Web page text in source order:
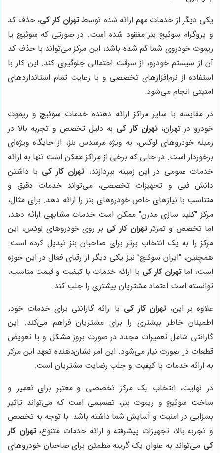
یکی دیگر از خدمات مهم ارائه شده توسط تهران کار کی، حذف کد
و پروگرام سوئیچ بنز مفقود شده است. در صورتی که سوئیچ یا
ریموت خودروی شما گم شده باشد، این مرکز می‌تواند با حذف کد
آن از سیستم خودرو، از سرقت احتمالی جلوگیری کند. این کار با
استفاده از نرم‌افزارهای تخصصی و با رعایت تمام استانداردهای
امنیتی انجام می‌شود.
در مقایسه با سایر مراکز ارائه دهنده خدمات سوئیچ و ریموت
خودرو در تهران، تهران کار کی به دلیل تخصص و تجربه بالا در
زمینه خودروهای لوکس، به ویژه مرسدس بنز، از جایگاه ویژه‌ای
برخوردار است. در حالی که برخی از مراکز ممکن است تنها به ارائه
خدمات عمومی در این زمینه بپردازند، تهران کار کی با داشتن
دانش فنی و تجهیزات تخصصی، می‌تواند خدمات دقیق و
متناسب با نیازهای خاص خودروهای بنز را ارائه دهد. برای مثال،
مرکز "کلید سازی مدرن" ممکن است خدمات مشابهی ارائه دهد،
اما تخصص و تمرکزتهران کار کی بر روی خودروهای لوکس، این
مرکز را به یک انتخاب برتر برای صاحبان بنز تبدیل کرده است.
همچنین، "ایران سوئیچ" نیز یکی دیگر از رقبای فعال در این حوزه
است، اماتهران کار کی با ارائه خدمات با کیفیت و قیمت مناسب،
توانسته است اعتماد مشتریان بیشتری را جلب کند.
علاوه بر این، تهران کار کی با ارائه گارانتی برای خدمات خود،
اطمینان خاطر بیشتری را برای مشتریان فراهم می‌کند. این
گارانتی شامل تعمیرات مجدد در صورت بروز مشکل و یا تعویض
قطعات در صورت نیاز می‌شود. این امر نشان‌دهنده تعهد این مرکز
به ارائه خدمات با کیفیت و جلب رضایت مشتریان است.
در نهایت، انتخاب یک مرکز تخصصی و معتبر برای تعمیر و
ساخت سوئیچ و ریموت بنز، تصمیمی است که می‌تواند تاثیر
بسزایی در امنیت و آسایش شما داشته باشد. با توجه به تخصص
و تجربه بالا، تجهیزات پیشرفته و ارائه خدمات متنوع،تهران کار
کی می‌تواند به عنوان یک گزینه مطمئن برای صاحبان خودروهای